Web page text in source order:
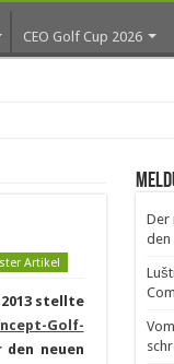
CEO Golf Cup 2026
Artikel
stellte
Golf-
neuen
Der
den